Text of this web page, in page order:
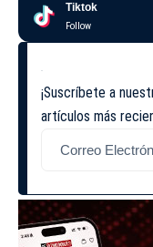
Tiktok
Follow
¡Suscríbete a
artículos más